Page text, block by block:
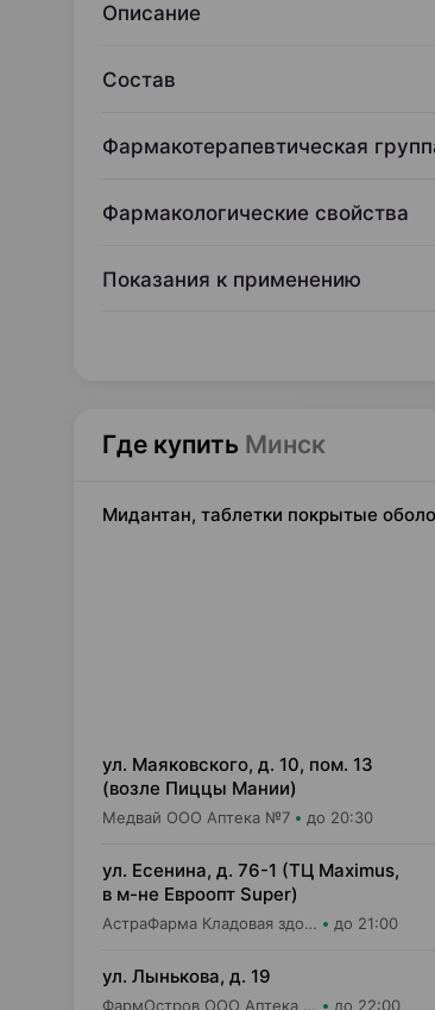
Описание
Состав
Фармакотерапевтическая
Фармакологические свойства
Показания к применению
Где купить Минск
Мидантан, таблетки покрытые
ул. Маяковского, д. 10, пом. 13
(возле Пиццы Мании)
Медвай ООО Аптека №7 до 20:30
ул. Есенина, д. 76-1 (ТЦ Maximus,
в м-не Евроопт Super)
АстраФарма Кладовая здоровья ООО Аптека №9 до 21:00
ул. Лынькова, д. 19
ФармОстров ООО Аптека №7 на Лынькова до 22:00